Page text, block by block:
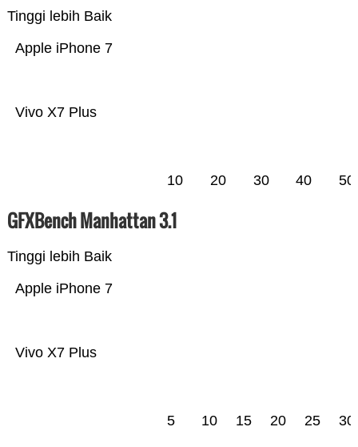
Tinggi lebih Baik
Vivo X7 Plus
Apple iPhone 7
10 20 30 40 50
GFXBench Manhattan 3.1
Tinggi lebih Baik
Vivo X7 Plus
Apple iPhone 7
5 10 15 20 25 30